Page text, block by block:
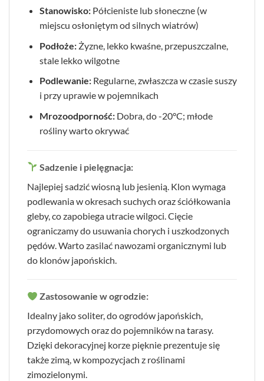
Stanowisko:Półcieniste lub słoneczne (w
miejscu osłoniętym od silnych wiatrów)
Podłoże:Żyzne, lekko kwaśne, przepuszczalne,
stale lekko wilgotne
Podlewanie:Regularne, zwłaszcza w czasie suszy
i przy uprawie w pojemnikach
Mrozoodporność:Dobra, do -20°C; młode
rośliny warto okrywać
Sadzenie i pielęgnacja:
Najlepiej sadzić wiosną lub jesienią. Klon wymaga
podlewania w okresach suchych oraz ściółkowania
gleby, co zapobiega utracie wilgoci. Cięcie
ograniczamy do usuwania chorych i uszkodzonych
pędów. Warto zasilać nawozami organicznymi lub
do klonów japońskich.
Zastosowanie w ogrodzie:
Idealny jako soliter, do ogrodów japońskich,
przydomowych oraz do pojemników na tarasy.
Dzięki dekoracyjnej korze pięknie prezentuje się
także zimą, w kompozycjach z roślinami
zimozielonymi.